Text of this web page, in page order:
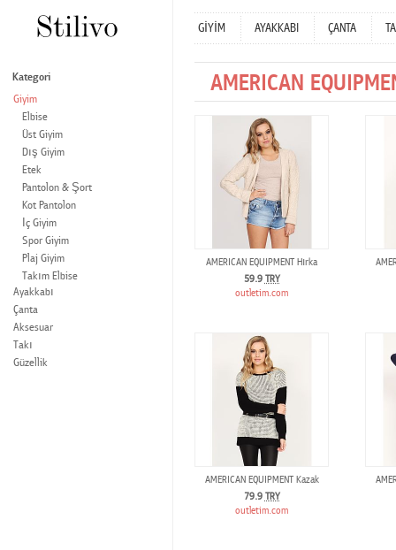
GİYİM AYAKKABI ÇANTA
AMERICAN
AMERICAN EQUIPMENT Hırka
59.9 TRY
outletim.com
AMERICAN EQUIPMENT Kazak
79.9 TRY
outletim.com
Kategori
Giyim
Elbise
Üst Giyim
Dış Giyim
Etek
Pantolon & Şort
Kot Pantolon
İç Giyim
Spor Giyim
Plaj Giyim
Takım Elbise
Ayakkabı
Çanta
Aksesuar
Takı
Güzellik